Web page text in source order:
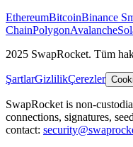
EthereumBitcoinBinance
ChainPolygonAvalanche
2025 SwapRocket. Tüm
ŞartlarGizlilikÇerezler
SwapRocket is non-
connections, signatures,
contact: